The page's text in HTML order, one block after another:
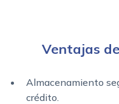
Ventajas
Almacenamiento
crédito.